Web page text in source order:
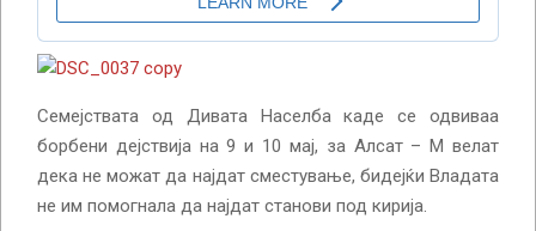
Семејствата од Дивата Населба каде се одвиваа
борбени дејствија на 9 и 10 мај, за Алсат – М велат
дека не можат да најдат сместување, бидејќи Владата
не им помогнала да најдат станови под кирија.